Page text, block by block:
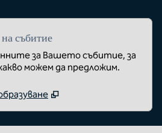
събитие
за Вашето събитие, за
можем да предложим.